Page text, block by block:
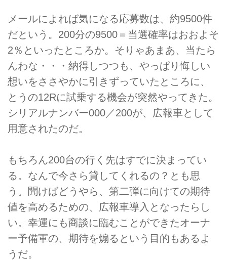
メールによれば気になる応募数は、約9500件
だという。200分の9500＝当選確率はおおよそ
2％といったところか。そりゃあまあ、当たら
んわな・・・納得しつつも、やっぱり悔しい
想いをささやかに引きずっていたところに、
とうの12Rに試乗する機会が突然やってきた。
シリアルナンバー000／200が、広報車として
用意されたのだ。
もちろん200台の行く先はすでに決まってい
る。なんで今さら貸してくれるの？とも思
う。聞けばどうやら、第二弾に向けての期待
値を高めるための、広報車導入となったらし
い。幸運にも商談に臨むことができたオーナ
ー予備軍の、期待を煽るという目的もあるよ
うだ。